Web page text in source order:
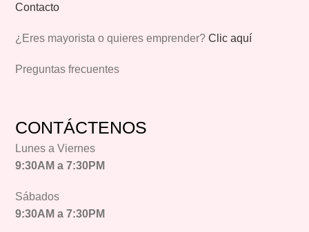
Contacto
¿Eres mayorista o quieres emprender?Clic aquí
Preguntas frecuentes
CONTÁCTENOS
Lunes a Viernes
9:30AM a 7:30PM
Sábados
9:30AM a 7:30PM